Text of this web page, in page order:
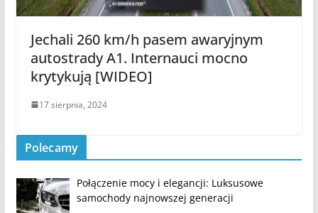
Jechali 260 km/h pasem awaryjnym
autostrady A1. Internauci mocno
krytykują [WIDEO]
17 sierpnia, 2024
Polecamy
Połączenie mocy i elegancji: Luksusowe
samochody najnowszej generacji